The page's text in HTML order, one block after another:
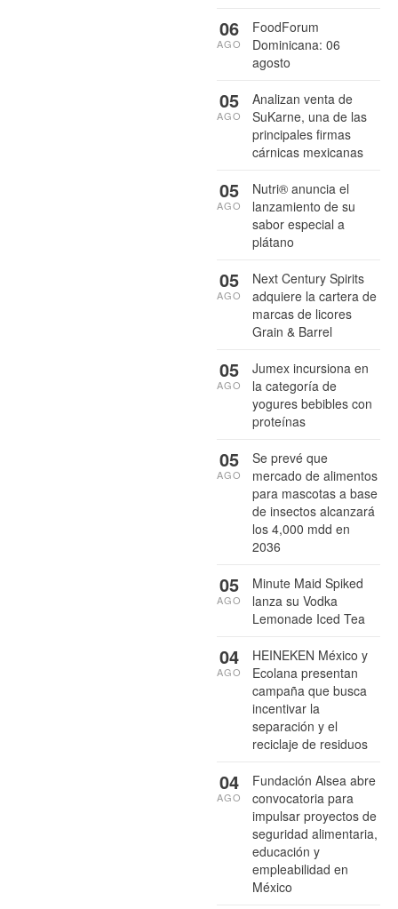
FoodForum
Dominicana: 06
agosto
06
AGO
Analizan venta de
SuKarne, una de las
principales firmas
cárnicas mexicanas
05
AGO
Nutri® anuncia el
lanzamiento de su
sabor especial a
plátano
05
AGO
Next Century Spirits
adquiere la cartera de
marcas de licores
Grain & Barrel
05
AGO
Jumex incursiona en
la categoría de
yogures bebibles con
proteínas
05
AGO
Se prevé que
mercado de alimentos
para mascotas a base
de insectos alcanzará
los 4,000 mdd en
2036
05
AGO
Minute Maid Spiked
lanza su Vodka
Lemonade Iced Tea
05
AGO
HEINEKEN México y
Ecolana presentan
campaña que busca
incentivar la
separación y el
reciclaje de residuos
04
AGO
Fundación Alsea abre
convocatoria para
impulsar proyectos de
seguridad alimentaria,
educación y
empleabilidad en
México
04
AGO